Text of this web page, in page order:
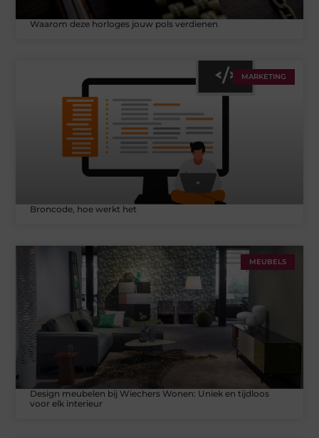
Waarom deze horloges jouw pols verdienen
MARKETING
Broncode, hoe werkt het
MEUBELS
Design meubelen bij Wiechers Wonen: Uniek en tijdloos
voor elk interieur